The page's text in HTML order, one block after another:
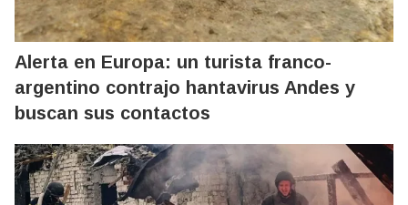
Alerta en Europa: un turista franco-
argentino contrajo hantavirus Andes y
buscan sus contactos